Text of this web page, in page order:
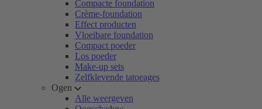
Compacte foundation
Crème-foundation
Effect producten
Vloeibare foundation
Compact poeder
Los poeder
Make-up sets
Zelfklevende tatoeages
Ogen
Alle weergeven